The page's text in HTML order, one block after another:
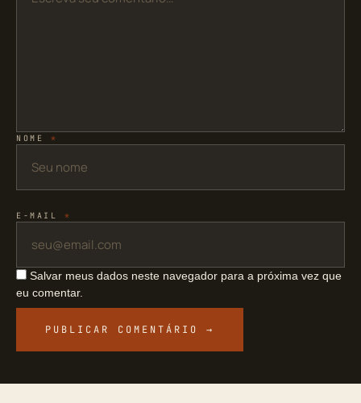
NOME *
E-MAIL *
Salvar meus dados neste navegador para a próxima vez que
eu comentar.